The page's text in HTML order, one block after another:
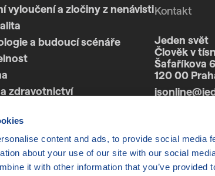
content and ads, to provide social media
about your use of our site with our social
it with other information that you’ve provided
vyloučení a zločiny z nenávisti
a budoucí scénáře
zdravotnictví
styl
Kontakt
Jeden svět
Člověk v
Šafaříkova
120 00